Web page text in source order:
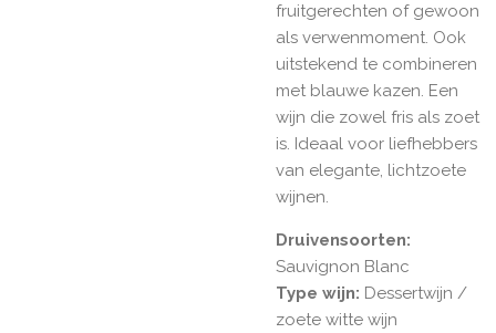
fruitgerechten of gewoon
als verwenmoment. Ook
uitstekend te combineren
met blauwe kazen. Een
wijn die zowel fris als zoet
is. Ideaal voor liefhebbers
van elegante, lichtzoete
wijnen.
Druivensoorten:
Sauvignon Blanc
Type wijn: Dessertwijn /
zoete witte wijn